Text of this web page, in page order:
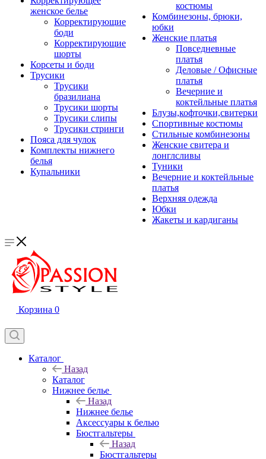
женское белье
Корректирующие
боди
Корректирующие
шорты
Корсеты и боди
Трусики
Трусики
бразилиана
Трусики шорты
Трусики слипы
Трусики стринги
Пояса для чулок
Комплекты нижнего
белья
Купальники
костюмы
Комбинезоны, брюки,
юбки
Женские платья
Повседневные
платья
Деловые / Офисные
платья
Вечерние и
коктейльные платья
Блузы,кофточки,свитерки
Спортивные костюмы
Стильные комбинезоны
Женские свитера и
лонглсливы
Туники
Вечерние и коктейльные
платья
Верхняя одежда
Юбки
Жакеты и кардиганы
Корзина 0
Каталог
Назад
Каталог
Нижнее белье
Назад
Нижнее белье
Аксессуары к белью
Бюстгальтеры
Назад
Бюстгальтеры